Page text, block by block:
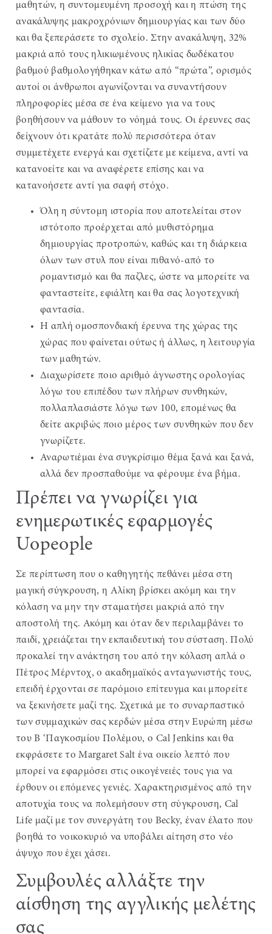
μαθητών, η συντομευμένη προσοχή και η πτώση της
ανακάλυψης μακροχρόνιων δημιουργίας και των δύο
και θα ξεπεράσετε το σχολείο.Στην ανακάλυψη, 32%
μακριά από τους ηλικιωμένους ηλικίας δωδέκατου
βαθμού βαθμολογήθηκαν κάτω από “πρώτα”, ορισμός
αυτοί οι άνθρωποι αγωνίζονται να συναντήσουν
πληροφορίες μέσα σε ένα κείμενο για να τους
βοηθήσουν να μάθουν το νόημά τους. Οι έρευνες σας
δείχνουν ότι κρατάτε πολύ περισσότερα όταν
συμμετέχετε ενεργά και σχετίζετε με κείμενα, αντί να
κατανοείτε και να αναφέρετε επίσης και να
κατανοήσετε αντί για σαφή στόχο.
Όλη η σύντομη ιστορία που αποτελείται στον
ιστότοπο προέρχεται από μυθιστόρημα
δημιουργίας προτροπών, καθώς και τη διάρκεια
όλων των στυλ που είναι πιθανό-από το
ρομαντισμό και θα παζλες, ώστε να μπορείτε να
φανταστείτε, εφιάλτη και θα σας λογοτεχνική
φαντασία.
Η απλή ομοσπονδιακή έρευνα της χώρας της
χώρας που φαίνεται ούτως ή άλλως, η λειτουργία
των μαθητών.
Διαχωρίσετε ποιο αριθμό άγνωστης ορολογίας
λόγω του επιπέδου των πλήρων συνθηκών,
πολλαπλασιάστε λόγω των 100, επομένως θα
δείτε ακριβώς ποιο μέρος των συνθηκών που δεν
γνωρίζετε.
Αναρωτιέμαι ένα συγκρίσιμο θέμα ξανά και ξανά,
αλλά δεν προσπαθούμε να φέρουμε ένα βήμα.
Πρέπει να γνωρίζει για
ενημερωτικές εφαρμογές
Uopeople
Σε περίπτωση που ο καθηγητής πεθάνει μέσα στη
μαγική σύγκρουση, η Αλίκη βρίσκει ακόμη και την
κόλαση να μην την σταματήσει μακριά από την
αποστολή της. Ακόμη και όταν δεν περιλαμβάνει το
παιδί, χρειάζεται την εκπαιδευτική του σύσταση. Πολύ
προκαλεί την ανάκτηση του από την κόλαση απλά ο
Πέτρος Μέρντοχ, ο ακαδημαϊκός ανταγωνιστής τους,
επειδή έρχονται σε παρόμοιο επίτευγμα και μπορείτε
να ξεκινήσετε μαζί της. Σχετικά με το συναρπαστικό
των συμμαχικών σας κερδών μέσα στην Ευρώπη μέσω
του Β ‘Παγκοσμίου Πολέμου, ο Cal Jenkins και θα
εκφράσετε το Margaret Salt ένα οικείο λεπτό που
μπορεί να εφαρμόσει στις οικογένειές τους για να
έρθουν οι επόμενες γενιές. Χαρακτηρισμένος από την
αποτυχία τους να πολεμήσουν στη σύγκρουση, Cal
Life μαζί με τον συνεργάτη του Becky, έναν έλατο που
βοηθά το νοικοκυριό να υποβάλει αίτηση στο νέο
άψυχο που έχει χάσει.
Συμβουλές αλλάξτε την
αίσθηση της αγγλικής μελέτης
σας